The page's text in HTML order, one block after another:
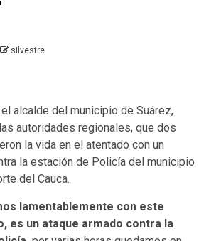
silvestre
alcalde del municipio de Suárez,
autoridades regionales, que dos
la vida en el atentado con un
la estación de Policía del municipio
del Cauca.
lamentablemente con este
es un ataque armado contra la